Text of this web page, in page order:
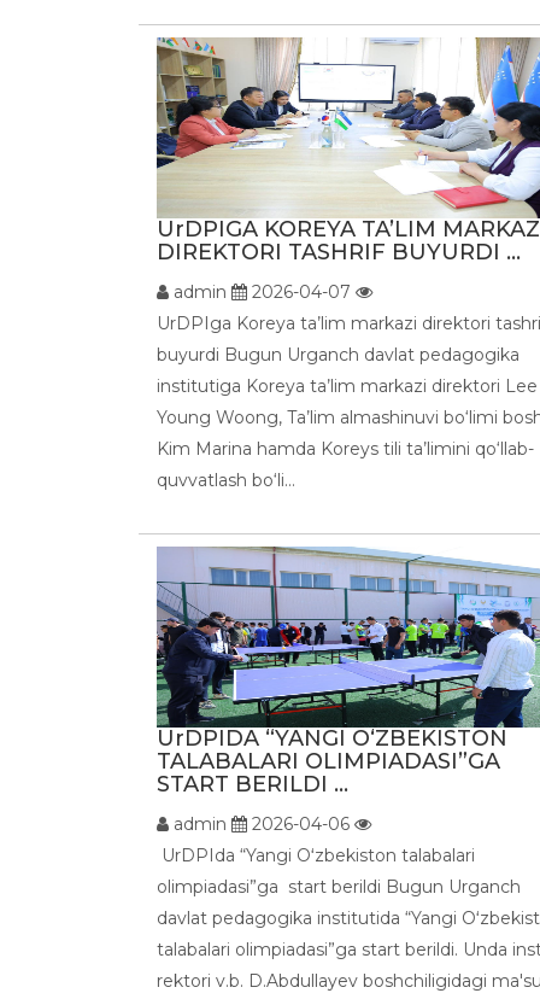
UrDPIGA KOREYA TA’LIM
DIREKTORI TASHRIF BUYURDI ...
admin
2026-04-07
UrDPIga Koreya ta’lim markazi direktori
buyurdi Bugun Urganch davlat pedagogika
institutiga Koreya ta’lim markazi direktori Lee
Young Woong, Ta’lim almashinuvi bo‘limi
Kim Marina hamda Koreys tili ta’limini qo‘llab-
quvvatlash bo‘li...
UrDPIDA “YANGI OʻZBEKISTON
TALABALARI OLIMPIADASI”GA
START BERILDI ...
admin
2026-04-06
UrDPIda “Yangi Oʻzbekiston talabalari
olimpiadasi”ga start berildi Bugun Urganch
davlat pedagogika institutida “Yangi
talabalari olimpiadasi”ga start berildi. Unda
rektori v.b. D.Abdullayev boshchiligidagi